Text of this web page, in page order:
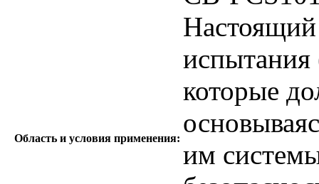
Область и условия применения:
Настоящий
которые
им